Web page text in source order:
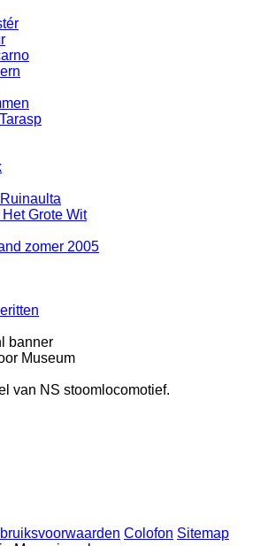
Grote Wit
zomer 2005
Museum
van NS stoomlocomotief.
Colofon Sitemap